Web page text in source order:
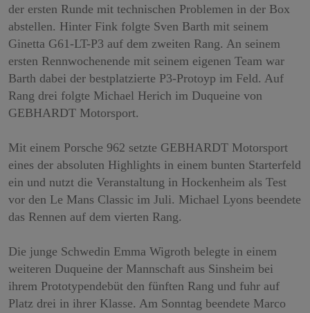
der ersten Runde mit technischen Problemen in der Box
abstellen. Hinter Fink folgte Sven Barth mit seinem
Ginetta G61-LT-P3 auf dem zweiten Rang. An seinem
ersten Rennwochenende mit seinem eigenen Team war
Barth dabei der bestplatzierte P3-Protoyp im Feld. Auf
Rang drei folgte Michael Herich im Duqueine von
GEBHARDT Motorsport.
Mit einem Porsche 962 setzte GEBHARDT Motorsport
eines der absoluten Highlights in einem bunten Starterfeld
ein und nutzt die Veranstaltung in Hockenheim als Test
vor den Le Mans Classic im Juli. Michael Lyons beendete
das Rennen auf dem vierten Rang.
Die junge Schwedin Emma Wigroth belegte in einem
weiteren Duqueine der Mannschaft aus Sinsheim bei
ihrem Prototypendebüt den fünften Rang und fuhr auf
Platz drei in ihrer Klasse. Am Sonntag beendete Marco